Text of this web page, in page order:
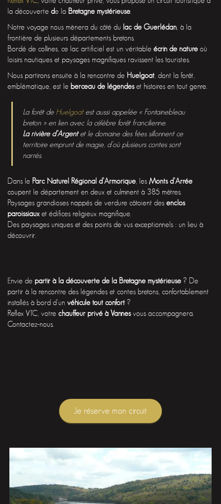
la découverte de la Bretagne mystérieuse.
Notre voyage nous mènera du côté du lac de Guerlédan, à la
frontière de plusieurs départements bretons.
Bordé de collines, ce lac artificiel est un véritable écrin de nature où
loisirs nautiques et paysages magnifiques ravissent les touristes.
Nous partirons ensuite à la rencontre de Huelgoat, dont la forêt,
emblématique, est le berceau de légendeset histoires en tout genre.
La forêt de Huelgoatest aussi appelée « Fontainebleau
breton » en lien avec la célèbre forêt francilienne.
La rivière d’Argentet le domaine des fées sillonnent ce
territoire emprunt de magie, d’où plusieurs contes sont
narrés.
Dans le Parc Naturel Régional d’Armorique, les Monts d’Arrée
coupent le département en deux et culminent à 385 mètres.
Paysages grandioses nappés de verdure côtoient des enclos
paroissiauxet édifices religieux magnifique.
Des paysages uniques et des points de vus exceptionnels : un lieu à
découvrir.
Envie de partir à la découverte de la Bretagne mystérieuse ? De
partir à la rencontre des légendes et contes bretons, confortablement
installés à bord d’un véhicule tout confort?
Reflex VTC, votre chauffeur privé à Vannesvous accompagnera.
Contactez-nous.
Je réserve mon circuit